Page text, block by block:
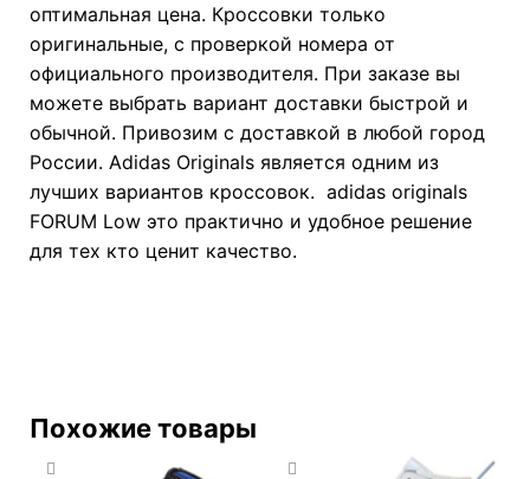
оптимальная цена. Кроссовки только
оригинальные, с проверкой номера от
официального производителя. При заказе вы
можете выбрать вариант доставки быстрой и
обычной. Привозим с доставкой в любой город
России. Adidas Originals является одним из
лучших вариантов кроссовок. adidas originals
FORUM Low это практично и удобное решение
для тех кто ценит качество.
Похожие товары